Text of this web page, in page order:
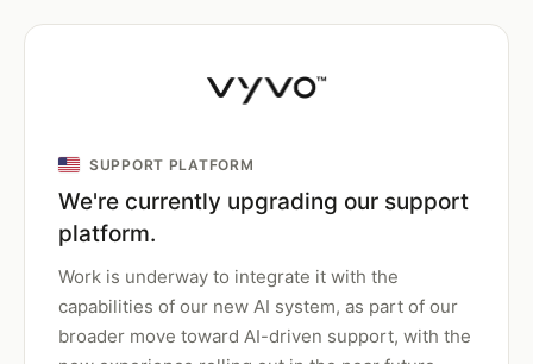
SUPPORT PLATFORM
We're currently upgrading our support
platform.
Work is underway to integrate it with the
capabilities of our new AI system, as part of our
broader move toward AI-driven support, with the